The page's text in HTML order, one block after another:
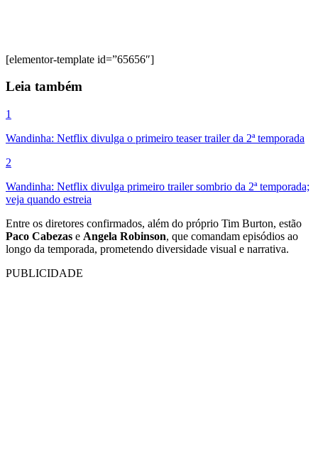
[elementor-template id=”65656″]
Leia também
1
Wandinha: Netflix divulga o primeiro teaser trailer da 2ª temporada
2
Wandinha: Netflix divulga primeiro trailer sombrio da 2ª temporada;
veja quando estreia
Entre os diretores confirmados, além do próprio Tim Burton, estão
Paco Cabezas e Angela Robinson, que comandam episódios ao
longo da temporada, prometendo diversidade visual e narrativa.
PUBLICIDADE